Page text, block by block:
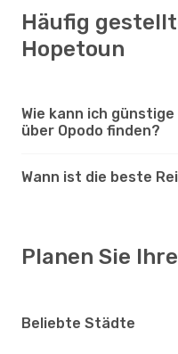
Häufig
Hopetoun
Wie kann ich
über Opodo finden?
Wann ist die beste
Planen Sie
Beliebte Städte